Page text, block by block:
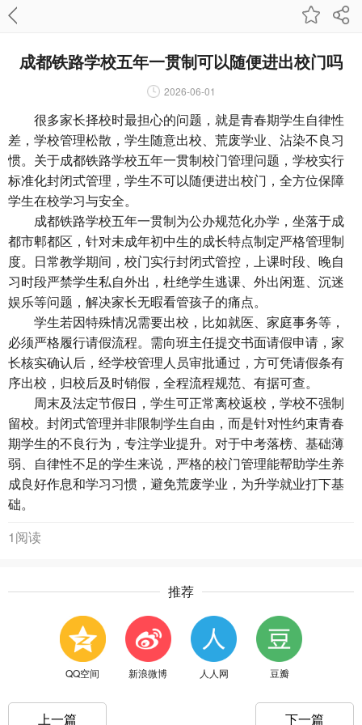
成都铁路学校五年一贯制可以随便进出校门吗
2026-06-01
很多家长择校时最担心的问题，就是青春期学生自律性
差，学校管理松散，学生随意出校、荒废学业、沾染不良习
惯。关于成都铁路学校五年一贯制校门管理问题，学校实行
标准化封闭式管理，学生不可以随便进出校门，全方位保障
学生在校学习与安全。
成都铁路学校五年一贯制为公办规范化办学，坐落于成
都市郫都区，针对未成年初中生的成长特点制定严格管理制
度。日常教学期间，校门实行封闭式管控，上课时段、晚自
习时段严禁学生私自外出，杜绝学生逃课、外出闲逛、沉迷
娱乐等问题，解决家长无暇看管孩子的痛点。
学生若因特殊情况需要出校，比如就医、家庭事务等，
必须严格履行请假流程。需向班主任提交书面请假申请，家
长核实确认后，经学校管理人员审批通过，方可凭请假条有
序出校，归校后及时销假，全程流程规范、有据可查。
周末及法定节假日，学生可正常离校返校，学校不强制
留校。封闭式管理并非限制学生自由，而是针对性约束青春
期学生的不良行为，专注学业提升。对于中考落榜、基础薄
弱、自律性不足的学生来说，严格的校门管理能帮助学生养
成良好作息和学习习惯，避免荒废学业，为升学就业打下基
础。
1阅读
推荐
QQ空间 新浪微博 人人网 豆瓣
上一篇 下一篇